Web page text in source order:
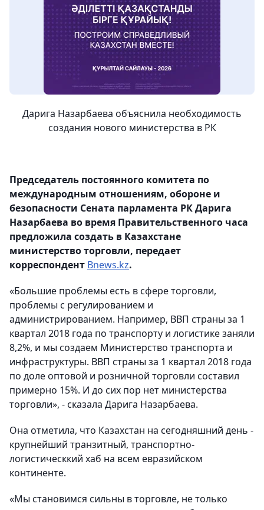
Дарига Назарбаева объяснила необходимость
создания нового министерства в РК
Председатель постоянного комитета по
международным отношениям, обороне и
безопасности Сената парламента РК Дарига
Назарбаева во время Правительственного часа
предложила создать в Казахстане
министерство торговли, передает
корреспондент Bnews.kz.
«Большие проблемы есть в сфере торговли,
проблемы с регулированием и
администрированием. Например, ВВП страны за 1
квартал 2018 года по транспорту и логистике заняли
8,2%, и мы создаем Министерство транспорта и
инфраструктуры. ВВП страны за 1 квартал 2018 года
по доле оптовой и розничной торговли составил
примерно 15%. И до сих пор нет министерства
торговли», - сказала Дарига Назарбаева.
Она отметила, что Казахстан на сегодняшний день -
крупнейший транзитный, транспортно-
логистическкий хаб на всем евразийском
континенте.
«Мы становимся сильны в торговле, не только